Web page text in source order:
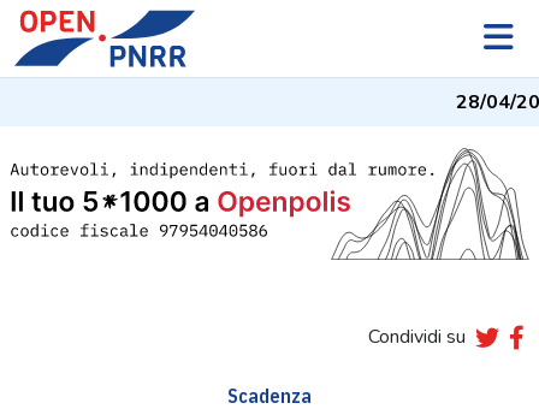
28/04/
Condividi su
Scadenza